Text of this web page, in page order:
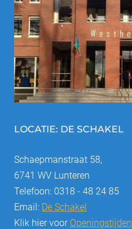
LOCATIE: DE SCHAKEL
Schaepmanstraat 58,
6741 WV Lunteren
Telefoon: 0318 - 48 24 85
Email: De Schakel
Klik hier voor Openingstijden